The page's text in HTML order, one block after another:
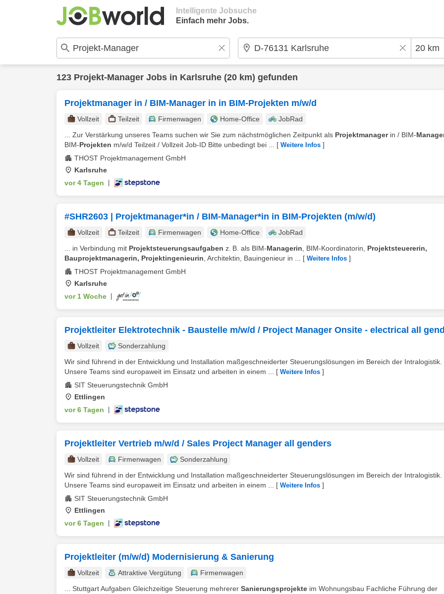
Intelligente Jobsuche
Einfach mehr Jobs.
123 Projekt-Manager Jobs in Karlsruhe (20 km) gefunden
Projektmanager in / BIM-Manager in in BIM-Projekten m/w/d
Vollzeit Teilzeit Firmenwagen Home-Office
JobRad
... Zur Verstärkung unseres Teams suchen wir Sie zum nächstmöglichen Zeitpunkt als Projektmanagerin / BIM-
BIM-Projekten m/w/d Teilzeit / Vollzeit Job-ID Bitte unbedingt bei ... [ Weitere Infos ]
THOST Projektmanagement GmbH
Karlsruhe
vor 4 Tagen
#SHR2603 | Projektmanager*in / BIM-Manager*in in BIM-Projekten (m/w/d)
Vollzeit Teilzeit Firmenwagen Home-Office
JobRad
... in Verbindung mit Projektsteuerungsaufgaben z. B. als BIM-Managerin , BIM-Koordinatorin, Projektsteuererin,
Bauprojektmanagerin, Projektingenieurin , Architektin, Bauingenieur in ... [ Weitere Infos ]
THOST Projektmanagement GmbH
Karlsruhe
vor 1 Woche
Projektleiter Elektrotechnik - Baustelle m/w/d / Project Manager Onsite - electrical all
Vollzeit
Sonderzahlung
Wir sind führend in der Entwicklung und Installation maßgeschneiderter Steuerungslösungen im Bereich der Intralogistik.
Unsere Teams sind europaweit im Einsatz und arbeiten in einem ...
[ Weitere Infos ]
SIT Steuerungstechnik GmbH
Ettlingen
vor 6 Tagen
Projektleiter Vertrieb m/w/d / Sales Project Manager all genders
Vollzeit Firmenwagen
Sonderzahlung
Wir sind führend in der Entwicklung und Installation maßgeschneiderter Steuerungslösungen im Bereich der Intralogistik.
Unsere Teams sind europaweit im Einsatz und arbeiten in einem ...
[ Weitere Infos ]
SIT Steuerungstechnik GmbH
Ettlingen
vor 6 Tagen
Projektleiter (m/w/d) Modernisierung & Sanierung
Vollzeit Attraktive Vergütung
Firmenwagen
... Stuttgart Aufgaben Gleichzeitige Steuerung mehrerer Sanierungsprojekte im Wohnungsbau Fachliche Führung der